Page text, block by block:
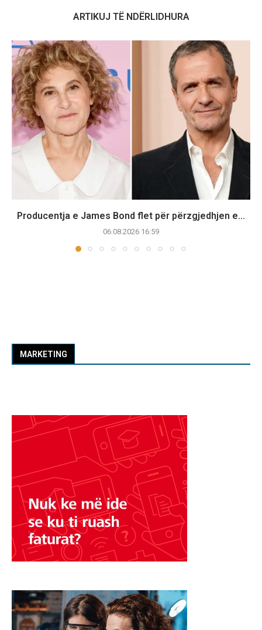
ARTIKUJ TË NDËRLIDHURA
Producentja e James Bond flet për përzgjedhjen e...
06.08.2026 16:59
MARKETING